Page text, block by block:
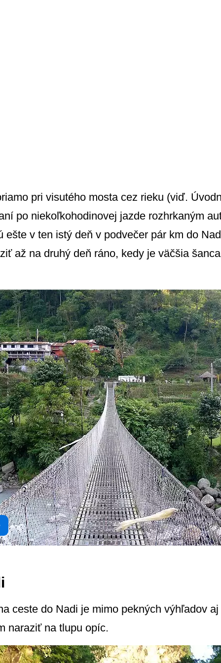
pri visutého mosta cez rieku (viď.
po niekoľkohodinovej jazde rozhrkaným
ešte v ten istý deň v podvečer pár km do
až na druhý deň ráno, kedy je väčšia
ceste do Nadi je mimo pekných výhľadov
naraziť na tlupu opíc.